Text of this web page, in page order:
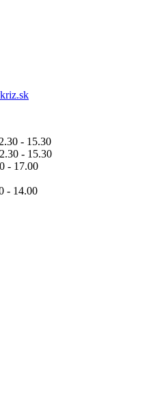
- 15.30
- 15.30
- 17.00
- 14.00